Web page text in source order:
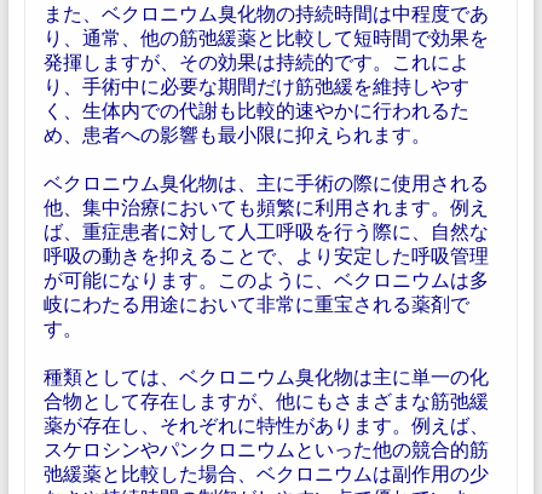
また、ベクロニウム臭化物の持続時間は中程度であ
り、通常、他の筋弛緩薬と比較して短時間で効果を
発揮しますが、その効果は持続的です。これによ
り、手術中に必要な期間だけ筋弛緩を維持しやす
く、生体内での代謝も比較的速やかに行われるた
め、患者への影響も最小限に抑えられます。
ベクロニウム臭化物は、主に手術の際に使用される
他、集中治療においても頻繁に利用されます。例え
ば、重症患者に対して人工呼吸を行う際に、自然な
呼吸の動きを抑えることで、より安定した呼吸管理
が可能になります。このように、ベクロニウムは多
岐にわたる用途において非常に重宝される薬剤で
す。
種類としては、ベクロニウム臭化物は主に単一の化
合物として存在しますが、他にもさまざまな筋弛緩
薬が存在し、それぞれに特性があります。例えば、
スケロシンやパンクロニウムといった他の競合的筋
弛緩薬と比較した場合、ベクロニウムは副作用の少